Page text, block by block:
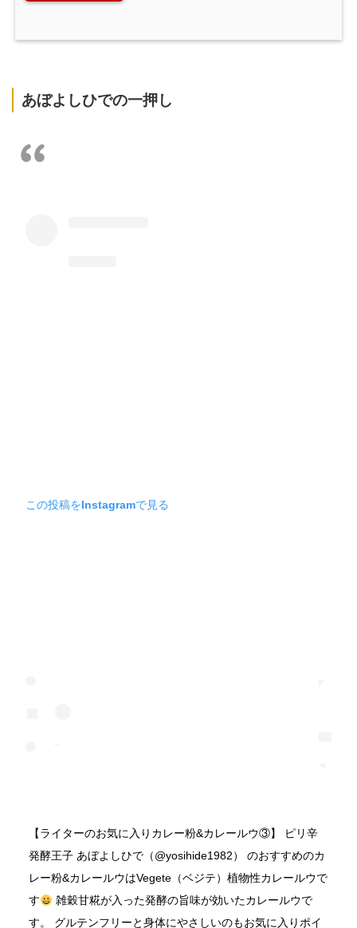
あぼよしひでの一押し
この投稿をInstagramで見る
【ライターのお気に入りカレー粉&カレールウ③】 ピリ辛
発酵王子 あぼよしひで（@yosihide1982） のおすすめのカ
レー粉&カレールウはVegete（ベジテ）植物性カレールウで
す
雑穀甘糀が入った発酵の旨味が効いたカレールウで
す。 グルテンフリーと身体にやさしいのもお気に入りポイ